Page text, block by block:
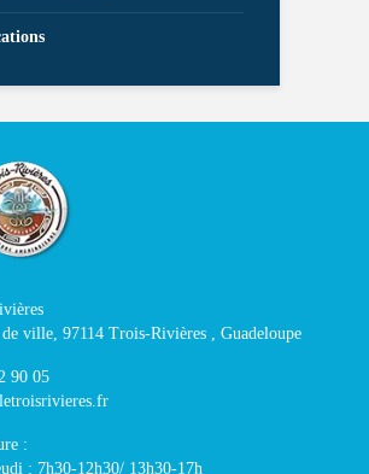
ville, 97114 Trois-Rivières , Guadeloupe
90 05
:
: 7h30-12h30/ 13h30-17h